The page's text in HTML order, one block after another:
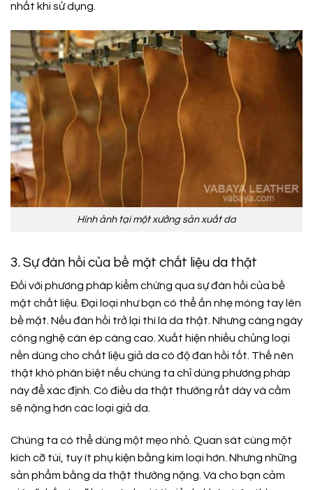
nhất khi sử dụng.
Hình ảnh tại một xưởng sản xuất da
3. Sự đàn hồi của bề mặt chất liệu da thật
Đối với phương pháp kiểm chứng qua sự đàn hồi của bề
mặt chất liệu. Đại loại như bạn có thể ấn nhẹ móng tay lên
bề mặt. Nếu đàn hồi trở lại thì là da thật. Nhưng càng ngày
công nghệ cán ép càng cao. Xuất hiện nhiều chủng loại
nền dùng cho chất liệu giả da có độ đàn hồi tốt. Thế nên
thật khó phân biệt nếu chúng ta chỉ dùng phương pháp
này để xác định. Có điều da thật thường rất dày và cầm
sẽ nặng hơn các loại giả da.
Chúng ta có thể dùng một mẹo nhỏ. Quan sát cùng một
kích cỡ túi, tuy ít phụ kiện bằng kim loại hơn. Nhưng những
sản phẩm bằng da thật thường nặng. Và cho bạn cảm